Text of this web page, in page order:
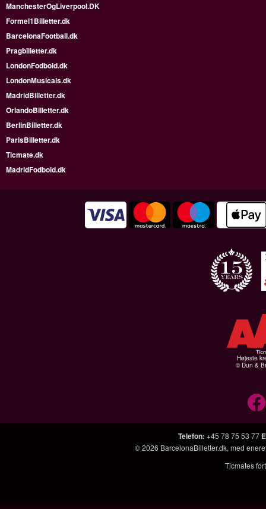
ManchesterOgLiverpool.DK
Formel1Billetter.dk
BarcelonaFootball.dk
Pragbilletter.dk
LondonFodbold.dk
LondonMusicals.dk
MadridBilletter.dk
OrlandoBilletter.dk
BerlinBilletter.dk
ParisBilletter.dk
Ticmate.dk
MadridFodbold.dk
Højeste
© Dun &
Telefon: +45 78 75 53 77
© 2026 BarcelonaBilletter.dk, med
Ticmates